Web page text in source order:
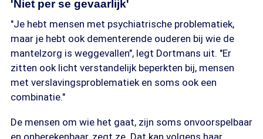
'Niet per se gevaarlijk'
"Je hebt mensen met psychiatrische problematiek,
maar je hebt ook dementerende ouderen bij wie de
mantelzorg is weggevallen", legt Dortmans uit. "Er
zitten ook licht verstandelijk beperkten bij, mensen
met verslavingsproblematiek en soms ook een
combinatie."
De mensen om wie het gaat, zijn soms onvoorspelbaar
en onberekenbaar, zegt ze. Dat kan volgens haar